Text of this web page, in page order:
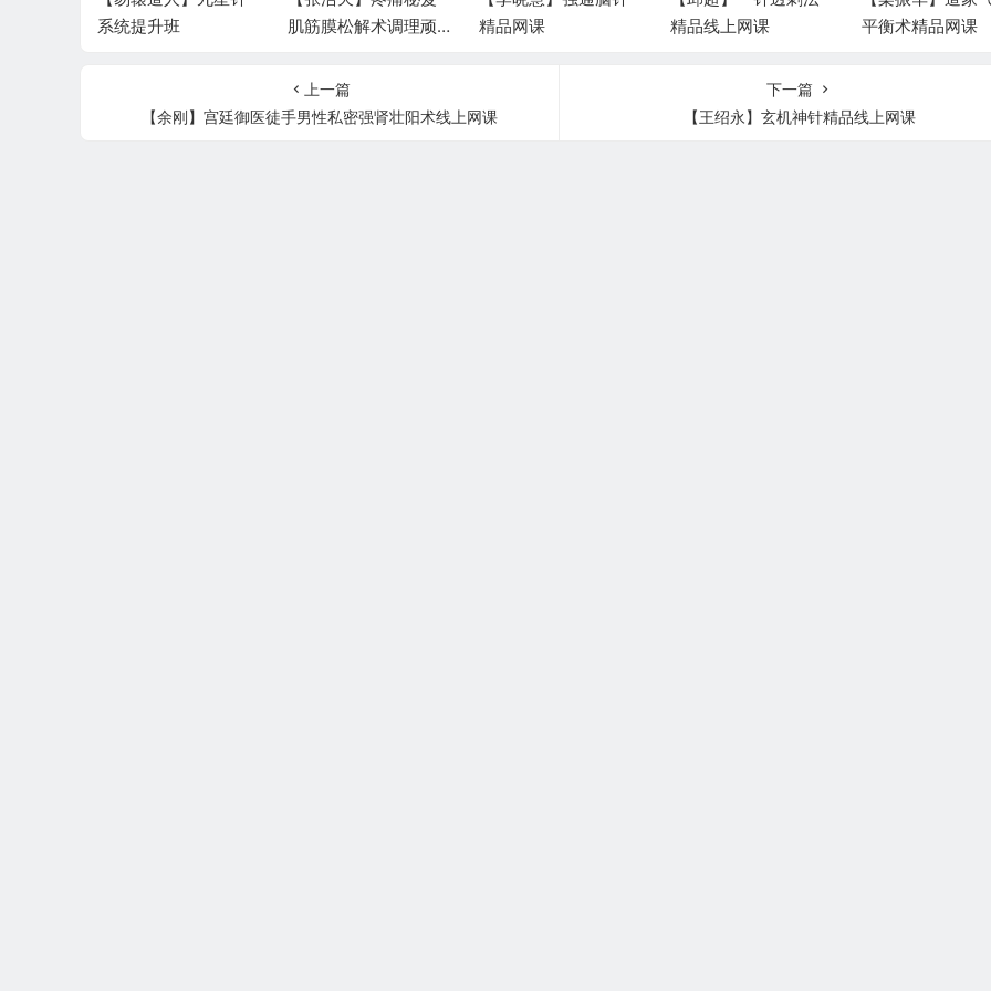
系统提升班
肌筋膜松解术调理顽
精品网课
精品线上网课
平衡术精品网课
上一篇
【余刚】宫廷御医徒手男性私密强肾壮阳术线上网课
下一篇
【王绍永】玄机神针精品线上网课